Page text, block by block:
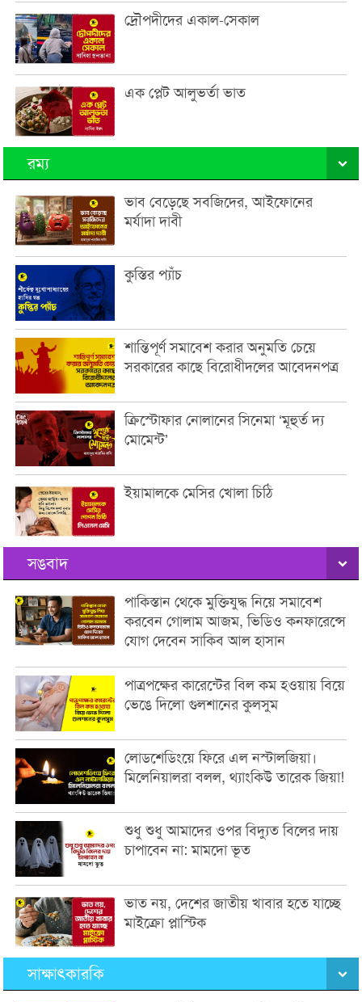
দ্রৌপদীদের একাল-সেকাল
এক প্লেট আলুভর্তা ভাত
রম্য
ভাব বেড়েছে সবজিদের, আইফোনের
মর্যাদা দাবী
কুস্তির প্যাঁচ
শান্তিপূর্ণ সমাবেশ করার অনুমতি চেয়ে
সরকারের কাছে বিরোধীদলের আবেদনপত্র
ক্রিস্টোফার নোলানের সিনেমা ‘মূহুর্ত দ্য
মোমেন্ট’
ইয়ামালকে মেসির খোলা চিঠি
সঙবাদ
পাকিস্তান থেকে মুক্তিযুদ্ধ নিয়ে সমাবেশ
করবেন গোলাম আজম, ভিডিও কনফারেন্সে
যোগ দেবেন সাকিব আল হাসান
পাত্রপক্ষের কারেন্টের বিল কম হওয়ায় বিয়ে
ভেঙে দিলো গুলশানের কুলসুম
লোডশেডিংয়ে ফিরে এল নস্টালজিয়া।
মিলেনিয়ালরা বলল, থ্যাংকিউ তারেক জিয়া!
শুধু শুধু আমাদের ওপর বিদ্যুত বিলের দায়
চাপাবেন না: মামদো ভূত
ভাত নয়, দেশের জাতীয় খাবার হতে যাচ্ছে
মাইক্রো প্লাস্টিক
সাক্ষাৎকারকি